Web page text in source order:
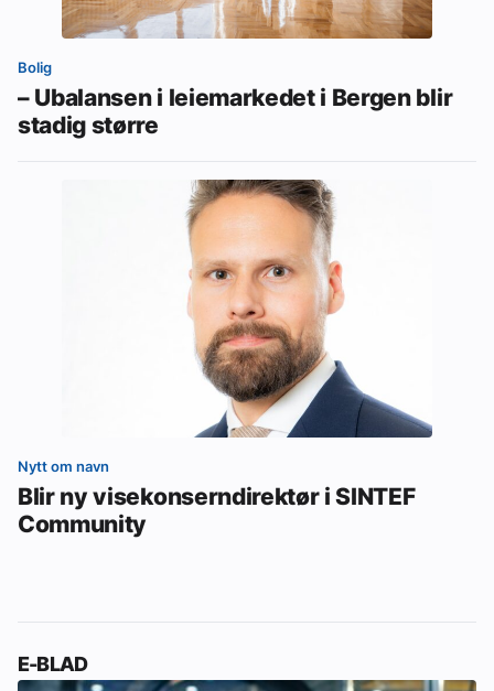
Bolig
– Ubalansen i leiemarkedet i Bergen blir
stadig større
Nytt om navn
Blir ny visekonserndirektør i SINTEF
Community
E-BLAD